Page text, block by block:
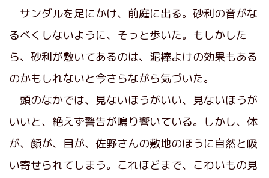
サンダルを足にかけ、前庭に出る。砂利の音がな
るべくしないように、そっと歩いた。もしかした
ら、砂利が敷いてあるのは、泥棒よけの効果もある
のかもしれないと今さらながら気づいた。
頭のなかでは、見ないほうがいい、見ないほうが
いいと、絶えず警告が鳴り響いている。しかし、体
が、顔が、目が、佐野さんの敷地のほうに自然と吸
い寄せられてしまう。これほどまで、こわいもの見